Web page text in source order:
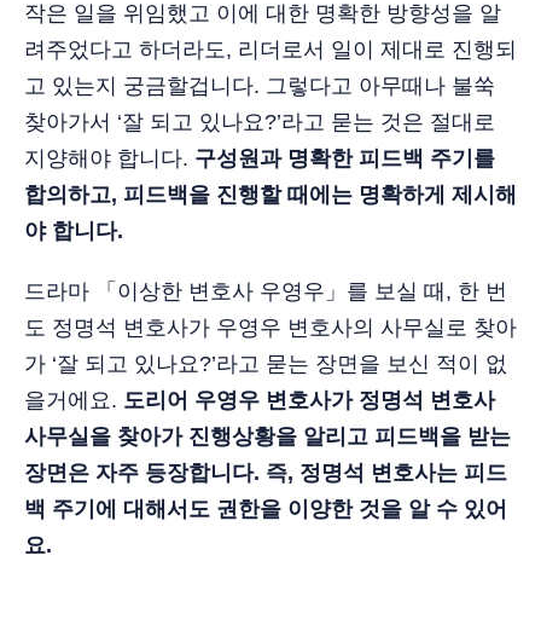
작은 일을 위임했고 이에 대한 명확한 방향성을 알
려주었다고 하더라도, 리더로서 일이 제대로 진행되
고 있는지 궁금할겁니다. 그렇다고 아무때나 불쑥
찾아가서 ‘잘 되고 있나요?’라고 묻는 것은 절대로
지양해야 합니다. 구성원과 명확한 피드백 주기를
합의하고, 피드백을 진행할 때에는 명확하게 제시해
야 합니다.
드라마 「이상한 변호사 우영우」를 보실 때, 한 번
도 정명석 변호사가 우영우 변호사의 사무실로 찾아
가 ‘잘 되고 있나요?’라고 묻는 장면을 보신 적이 없
을거에요. 도리어 우영우 변호사가 정명석 변호사
사무실을 찾아가 진행상황을 알리고 피드백을 받는
장면은 자주 등장합니다. 즉, 정명석 변호사는 피드
백 주기에 대해서도 권한을 이양한 것을 알 수 있어
요.